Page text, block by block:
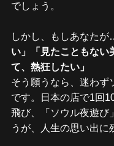
でしょう。
しかし、もしあなたが
い」「見たこともない
て、熱狂したい」
そう願うなら、迷わず
です。日本の店で1回
飛び、「ソウル夜遊び
うが、人生の思い出に